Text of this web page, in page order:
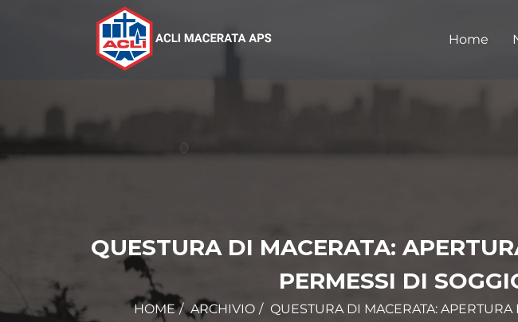
Home
QUESTURA DI MACERATA:
PERMESSI DI
HOME ARCHIVIO QUESTURA DI MACERATA: